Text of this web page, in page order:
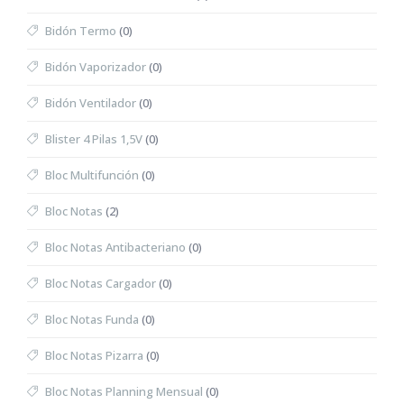
Bidón Termo (0)
Bidón Vaporizador(0)
Bidón Ventilador(0)
Blister 4 Pilas 1,5V(0)
Bloc Multifunción (0)
Bloc Notas (2)
Bloc Notas Antibacteriano (0)
Bloc Notas Cargador(0)
Bloc Notas Funda (0)
Bloc Notas Pizarra (0)
Bloc Notas Planning Mensual (0)